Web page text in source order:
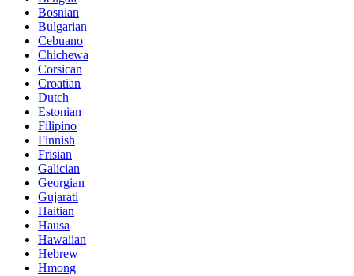
Bosnian
Bulgarian
Cebuano
Chichewa
Corsican
Croatian
Dutch
Estonian
Filipino
Finnish
Frisian
Galician
Georgian
Gujarati
Haitian
Hausa
Hawaiian
Hebrew
Hmong